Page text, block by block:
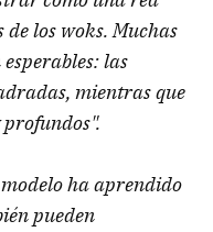
los woks. Muchas
las
mientras que
ha aprendido
pueden